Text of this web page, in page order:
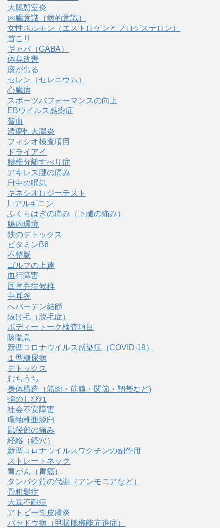
大腸憩室炎
内臓意識（病的意識）
女性ホルモン（エストロゲンとプロゲステロン）
首こり
ギャバ（GABA）
体臭改善
痰が出る
セレン（セレニウム）
心臓病
スポーツパフォーマンスの向上
EBウイルス感染症
貧血
潰瘍性大腸炎
フィシオ検査項目
ドライアイ
腰椎分離すべり症
アキレス腱の痛み
日中の眠気
キネシオロジーテスト
L-アルギニン
ふくらはぎの痛み（下腿の痛み）
腸内環境
鉄のデトックス
ビタミンB6
不整脈
ゴルフの上達
血行障害
回盲弁症候群
中耳炎
へバーデン結節
抜け毛（脱毛症）
ボディートーク検査項目
咳喘息
新型コロナウイルス感染症（COVID‑19）
１型糖尿病
デトックス
むちうち
身体構造（筋肉・筋膜・関節・靭帯など)
指のしびれ
社会不安障害
環軸椎亜脱臼
鼠径部の痛み
経絡（経穴）
新型コロナウイルスワクチンの副作用
ストレートネック
胃がん（胃癌）
タンパク質の代謝（アンモニアなど）
骨粗鬆症
大豆不耐症
アトピー性皮膚炎
バセドウ病（甲状腺機能亢進症）